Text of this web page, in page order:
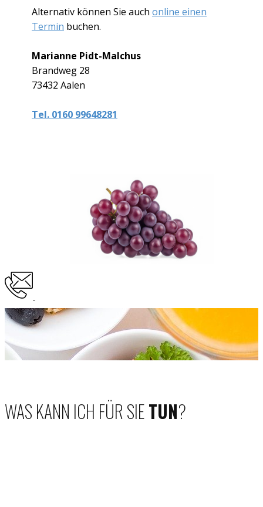
Alternativ können Sie auch online einen
Termin buchen.
Marianne Pidt-Malchus
Brandweg 28
73432 Aalen
Tel. 0160 99648281
WAS KANN ICH FÜR SIETUN?